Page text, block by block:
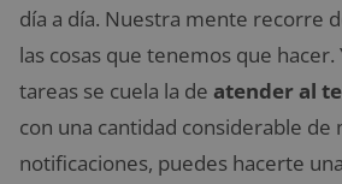
día a día. Nuestra mente recorre
las cosas que tenemos que hacer.
tareas se cuela la de atender al
con una cantidad considerable de
notificaciones, puedes hacerte